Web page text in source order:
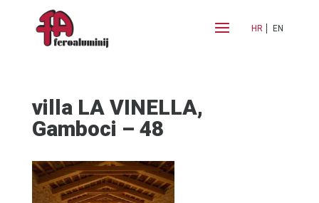
HR EN
villa LA VINELLA,
Gamboci – 48